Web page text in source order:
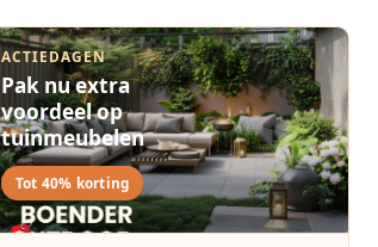
ACTIEDAGEN
Pak nu extra
voordeel op
tuinmeubelen
Tot 40% korting